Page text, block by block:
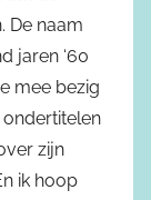
De naam
jaren ‘60
mee bezig
zijn
ik hoop